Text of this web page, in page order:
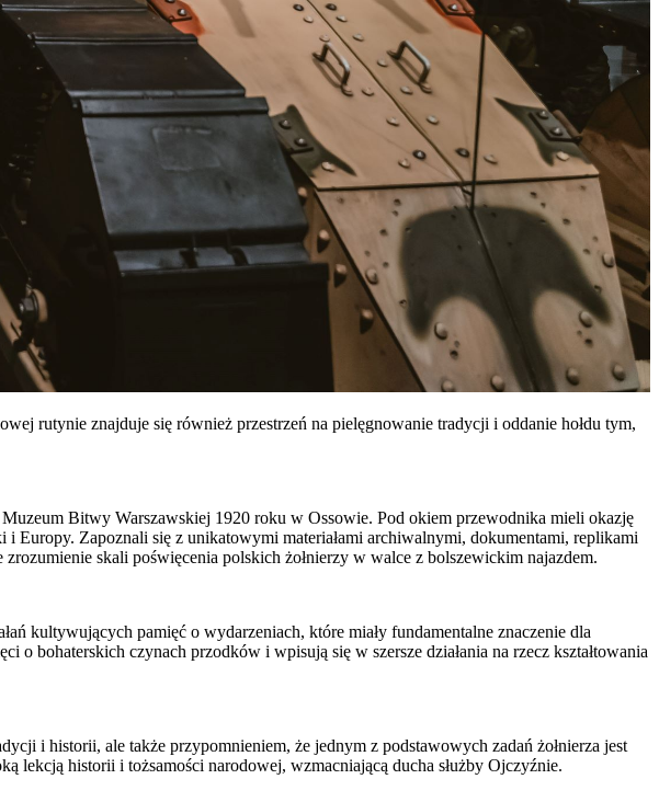
rutynie znajduje się również przestrzeń na pielęgnowanie tradycji i oddanie hołdu tym,
Bitwy Warszawskiej 1920 roku w Ossowie. Pod okiem przewodnika mieli okazję
Europy. Zapoznali się z unikatowymi materiałami archiwalnymi, dokumentami, replikami
skali poświęcenia polskich żołnierzy w walce z bolszewickim najazdem.
kultywujących pamięć o wydarzeniach, które miały fundamentalne znaczenie dla
bohaterskich czynach przodków i wpisują się w szersze działania na rzecz kształtowania
i historii, ale także przypomnieniem, że jednym z podstawowych zadań żołnierza jest
lekcją historii i tożsamości narodowej, wzmacniającą ducha służby Ojczyźnie.